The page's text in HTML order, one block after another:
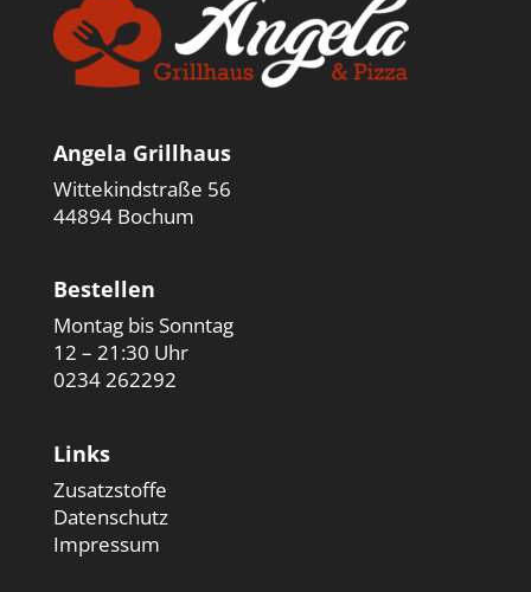
Angela Grillhaus
Wittekindstraße 56
44894 Bochum
Bestellen
Montag bis Sonntag
12 – 21:30 Uhr
0234 262292
Links
Zusatzstoffe
Datenschutz
Impressum